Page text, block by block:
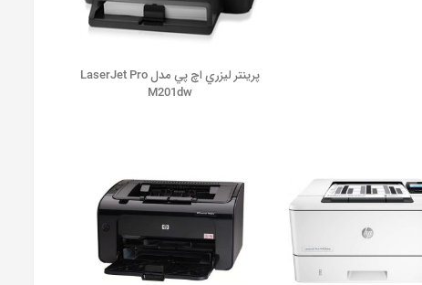
پرينتر ليزري اچ پي مدل LaserJet Pro
M201dw